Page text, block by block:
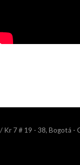
Kr 7 # 19 - 38, Bogotá -